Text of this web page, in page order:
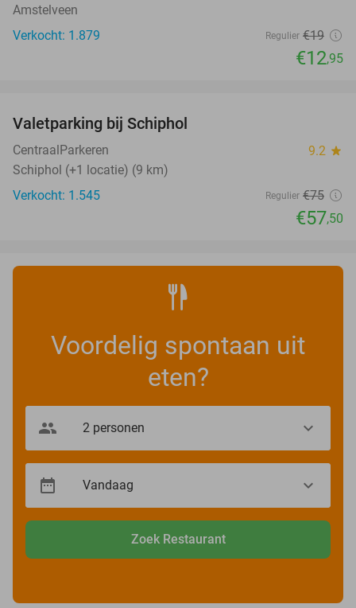
Amstelveen
Verkocht: 1.879
Regulier €19
€12,95
Valetparking bij Schiphol
CentraalParkeren 9.2 star
Schiphol (+1 locatie) (9 km)
Verkocht: 1.545
Regulier €75
€57,50
Voordelig spontaan uit
eten?
Zoek Restaurant